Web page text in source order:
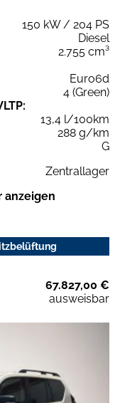
150 kW / 204 PS
Diesel
2.755 cm³
Euro6d
4 (Green)
13,4 l/100km
288 g/km
G
Zentrallager
anzeigen
67.827,00 €
ausweisbar